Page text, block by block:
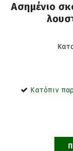
Ασημένιο
Κατόπιν